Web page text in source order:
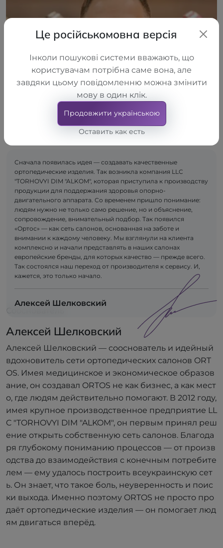
Сначала появилась идея — создавать качественные
ортопедические изделия. Так возникла компания LLC
"TORHOVYI DIM "ALKOM", которая приступила к производству
продукции для поддержания здоровья опорно-
двигательного аппарата. Со временем пришло понимание:
людям нужно не только само решение, но и объяснение,
сопровождение, внимательный подбор. Так появился
«Ортос» — как сеть салонов, основанная на заботе и
внимании к каждому человеку. Мы взглянули на клиента
комплексно и начали представлять в наших салонах
европейские бренды, для которых качество — прежде всего.
Так состоялся наш переход от производителя к сервису. И,
кажется, это только начало.
Алексей Шелковский
Алексей Шелковский
Алексей Шелковский — сооснователь и идейный
вдохновитель сети ортопедических салонов ORT
OS. Имея медицинское и экономическое образов
ание, он создавал ORTOS не как бизнес, а как мест
о, где людям действительно помогают. В 2012 году,
имея крупное производственное предприятие LL
C "TORHOVYI DIM "ALKOM", он первым принял реш
ение открыть собственную сеть салонов. Благода
ря глубокому пониманию процессов — от произв
одства до взаимодействия с конечным потребите
лем — ему удалось построить всеукраинскую сет
ь. Он знает, что такое боль, неуверенность и поис
ки выхода. Именно поэтому ORTOS не просто про
даёт ортопедические изделия — он помогает люд
ям двигаться вперёд.
Це російськомовна версія
Інколи пошукові системи вважають, що
користувачам потрібна саме вона, але
завдяки цьому повідомленню можна змінити
мову в один клік.
Продовжити українською
Оставить как есть